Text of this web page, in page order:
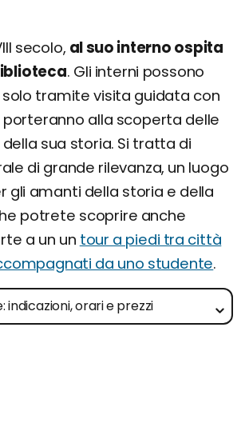
secolo, al suo interno ospita
. Gli interni possono
tramite visita guidata con
porteranno alla scoperta delle
sua storia. Si tratta di
di grande rilevanza, un luogo
gli amanti della storia e della
potrete scoprire anche
a un un tour a piedi tra città
da uno studente.
indicazioni, orari e prezzi